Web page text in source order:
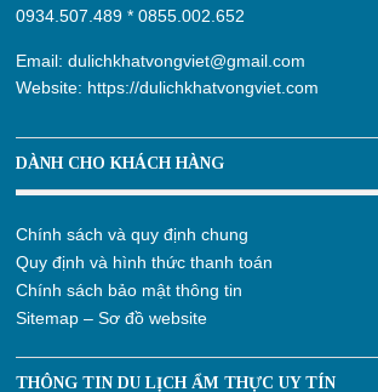
0934.507.489 *0855.002.652
Email:dulichkhatvongviet@gmail.com
Website: https://dulichkhatvongviet.com
DÀNH CHO KHÁCH HÀNG
Chính sách và quy định chung
Quy định và hình thức thanh toán
Chính sách bảo mật thông tin
Sitemap – Sơ đồ website
THÔNG TIN DU LỊCH ẨM THỰC UY TÍN